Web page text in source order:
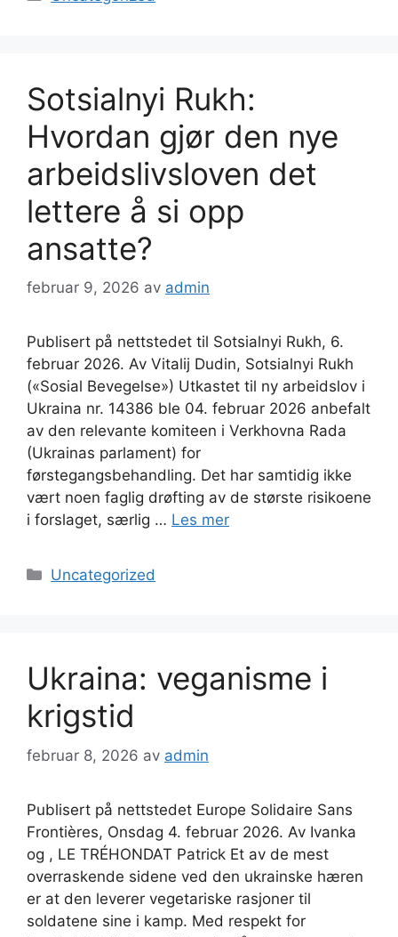
Sotsialnyi Rukh:
Hvordan gjør den nye
arbeidslivsloven det
lettere å si opp
ansatte?
februar 9, 2026 av admin
Publisert på nettstedet til Sotsialnyi Rukh, 6.
februar 2026. Av Vitalij Dudin, Sotsialnyi Rukh
(«Sosial Bevegelse») Utkastet til ny arbeidslov i
Ukraina nr. 14386 ble 04. februar 2026 anbefalt
av den relevante komiteen i Verkhovna Rada
(Ukrainas parlament) for
førstegangsbehandling. Det har samtidig ikke
vært noen faglig drøfting av de største risikoene
i forslaget, særlig … Les mer
Kategorier
Uncategorized
Ukraina: veganisme i
krigstid
februar 8, 2026 av admin
Publisert på nettstedet Europe Solidaire Sans
Frontières, Onsdag 4. februar 2026. Av Ivanka
og , LE TRÉHONDAT Patrick Et av de mest
overraskende sidene ved den ukrainske hæren
er at den leverer vegetariske rasjoner til
soldatene sine i kamp. Med respekt for